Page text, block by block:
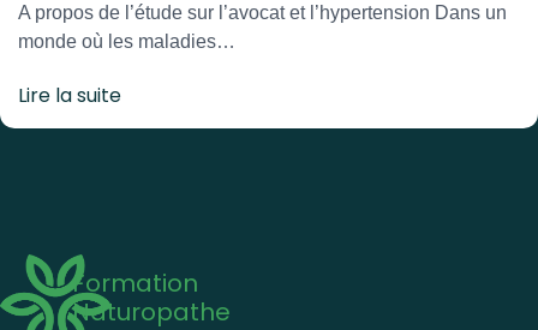
A propos de l’étude sur l’avocat et l’hypertension Dans un
monde où les maladies…
Lire la suite
Formation
Naturopathe